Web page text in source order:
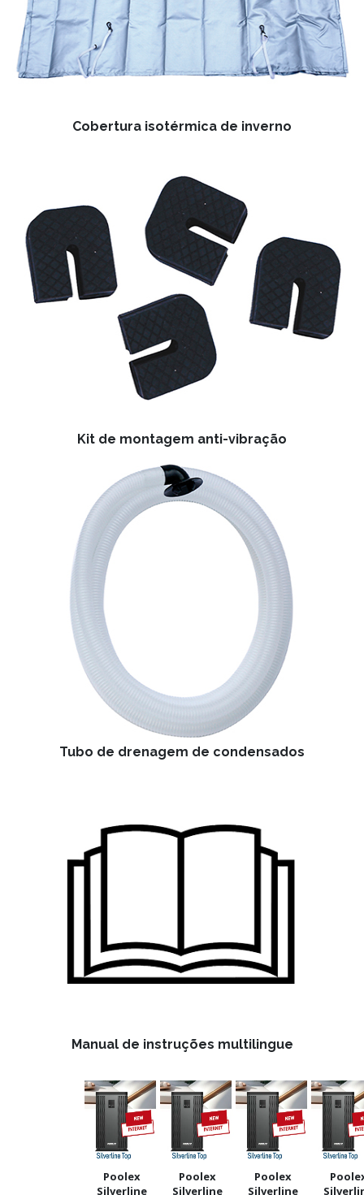
Cobertura isotérmica de inverno
Kit de montagem anti-vibração
Tubo de drenagem de condensados
Manual de instruções multilingue
Poolex
Silverline
Poolex
Silverline
Poolex
Silverline